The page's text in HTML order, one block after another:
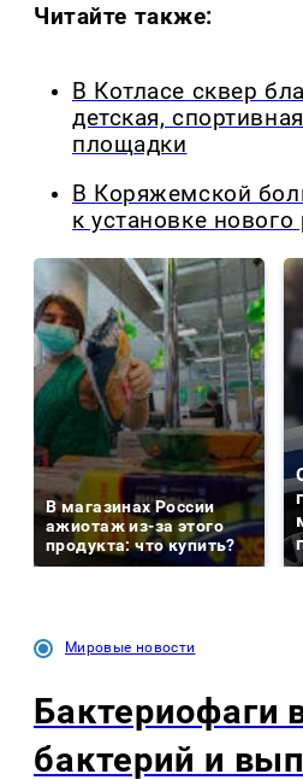
Читайте также:
В Котласе сквер
детская,
площадки
В Коряжемской
к установке нового
В магазинах России
ажиотаж из-за этого
продукта: что купить?
Мировые новости
Бактериофаги
бактерий и